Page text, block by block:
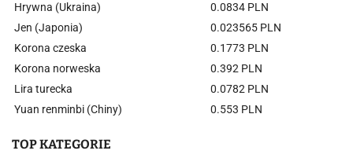
Hrywna (Ukraina)
0.0834 PLN
Jen (Japonia)
0.023565 PLN
Korona czeska
0.1773 PLN
Korona norweska
0.392 PLN
Lira turecka
0.0782 PLN
Yuan renminbi (Chiny)
0.553 PLN
TOP KATEGORIE